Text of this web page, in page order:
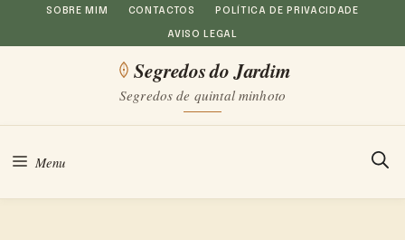
Saltar
para
SOBRE MIM CONTACTOS POLÍTICA DE PRIVACIDADE
AVISO LEGAL
Segredos do Jardim
Segredos de quintal minhoto
Menu